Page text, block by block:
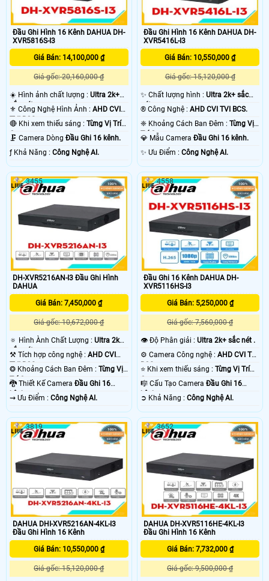
Đầu Ghi Hình 16 Kênh DAHUA DH-
XVR5816S-I3
Giá Bán: 14,100,000 ₫
Giá gốc: 20,160,000 ₫
☀️ Hình ảnh chất lượng : Ultra 2k+
sắc nét .
⚜️ Công Nghệ Hình Ảnh : AHD CVI
TVI BCS.
🔴 Khi xem thiếu sáng : Từng Vị Trí
Camera .
🗜️ Camera Dòng Đầu Ghi 16 kênh.
️ƒ Khả Năng : Công Nghệ AI.
Đầu Ghi Hình 16 Kênh DAHUA DH-
XVR5416L-I3
Giá Bán: 10,550,000 ₫
Giá gốc: 15,120,000 ₫
✨ Chất lượng hình :Ultra 2k+ sắc
nét .
®️ Công Nghệ :AHD CVI TVI BCS.
❈ Khoảng Cách Ban Đêm :Từng Vị
Trí Camera .
💎 Mẫu CameraĐầu Ghi 16 kênh.
️✨ Ưu Điểm :Công Nghệ AI.
DH-XVR5216AN-I3 Đầu Ghi Hình
DAHUA
Giá Bán: 7,450,000 ₫
Giá gốc: 10,672,000 ₫
🔅 Hình Ành Chất Lượng : Ultra 2k+
sắc nét .
⚒ Tích hợp công nghệ : AHD CVI
TVI BCS.
❂ Khoảng Cách Ban Đêm : Từng Vị
Trí Camera .
🐉️ Thiết Kế Camera Đầu Ghi 16
kênh.
️⇝ Ưu Điểm : Công Nghệ AI.
3455
Đầu Ghi 16 Kênh DAHUA DH-
XVR5116HS-I3
Giá Bán: 5,250,000 ₫
Giá gốc: 7,560,000 ₫
👁 Độ Phân giải :Ultra 2k+ sắc nét .
⚙ Camera Công nghệ :AHD CVI TVI
BCS.
⭐ Khi xem thiếu sáng :Từng Vị Trí
Camera .
🎼️ Cấu Tạo CameraĐầu Ghi 16
kênh.
️➲ Khả Năng :Công Nghệ AI.
4558
DAHUA DHI-XVR5216AN-4KL-I3
Đầu Ghi Hình 16 Kênh
Giá Bán: 10,550,000 ₫
Giá gốc: 15,120,000 ₫
3819
DAHUA DH-XVR5116HE-4KL-I3
Đầu Ghi Hình 16 Kênh
Giá Bán: 7,732,000 ₫
Giá gốc: 9,500,000 ₫
3652